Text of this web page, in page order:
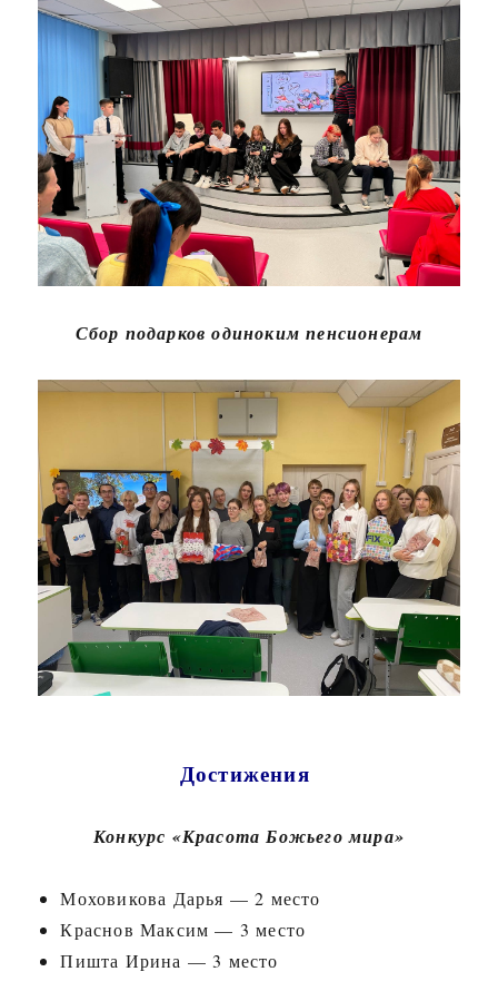
Сбор подарков одиноким пенсионерам
Достижения
Конкурс «Красота Божьего мира»
Моховикова Дарья — 2 место
Краснов Максим — 3 место
Пишта Ирина — 3 место